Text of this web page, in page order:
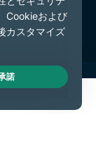
Live Chat